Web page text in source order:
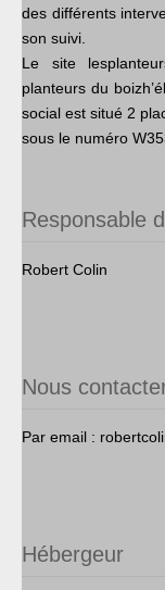
des différents
son suivi.
Le site
planteurs du
social est situé 2
sous le numéro
Responsable
Robert Colin
Nous
Par email :
Hébergeur